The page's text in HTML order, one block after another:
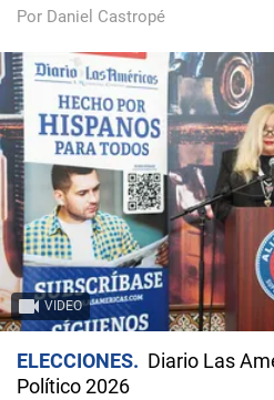
Por Daniel Castropé
VIDEO
ELECCIONES
Diario Las
Político 2026